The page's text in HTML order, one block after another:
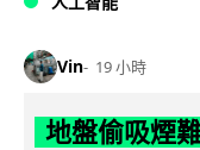
Vin 19 小時
地盤偷吸煙